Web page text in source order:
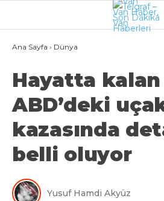
VAN
3.SAYFA
SPOR
Ana Sayfa › Dünya
Hayatta
ABD’deki
kazasında
belli oluyor
Yusuf Hamdi Akyüz